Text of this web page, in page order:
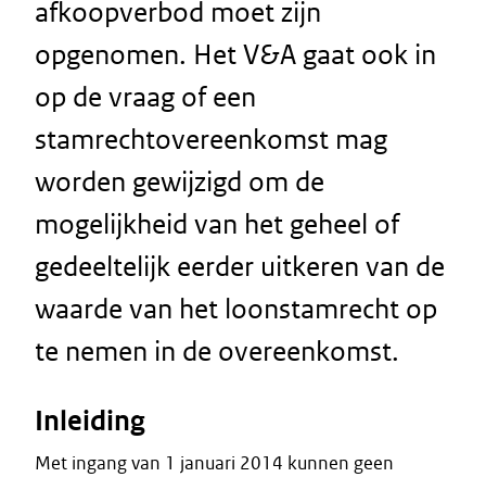
afkoopverbod moet zijn
opgenomen. Het V&A gaat ook in
op de vraag of een
stamrechtovereenkomst mag
worden gewijzigd om de
mogelijkheid van het geheel of
gedeeltelijk eerder uitkeren van de
waarde van het loonstamrecht op
te nemen in de overeenkomst.
Inleiding
Met ingang van 1 januari 2014 kunnen geen